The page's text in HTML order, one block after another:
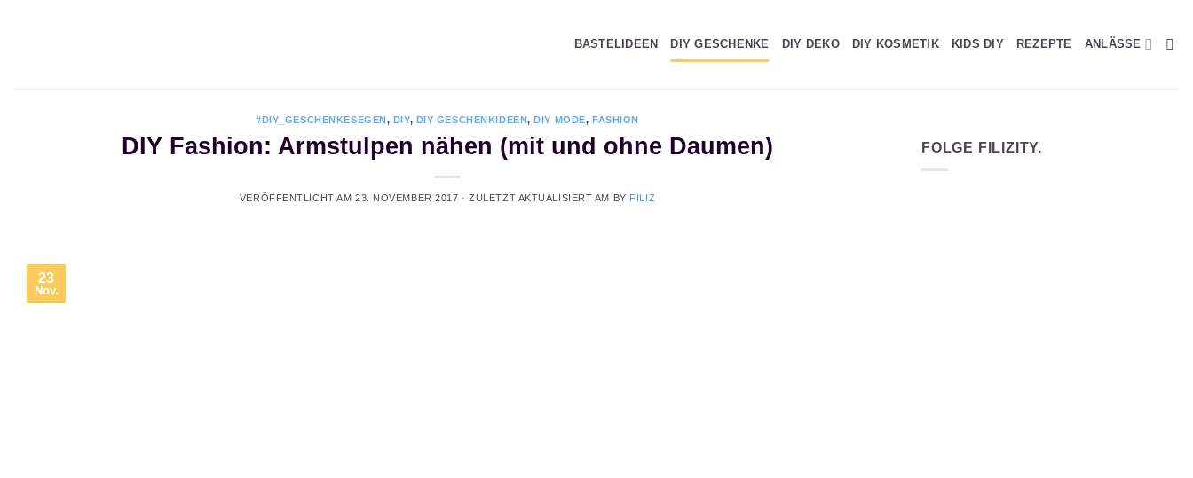
BASTELIDEEN DIY GESCHENKE DIY DEKO DIY KOSMETIK KIDS DIY REZEPTE ANLÄSSE
#DIY_GESCHENKESEGEN, DIY, DIY GESCHENKIDEEN,DIY MODE, FASHION
DIY Fashion: Armstulpen nähen (mit und ohne Daumen)
VERÖFFENTLICHT AM 23. NOVEMBER 2017 · ZULETZT AKTUALISIERT AM BY FILIZ
23
Nov.
FOLGE FILIZITY.